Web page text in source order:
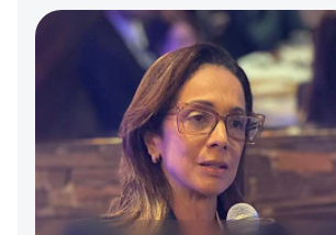
t
o
l
e
Cláudio josé
Masculino
100%
Enviado
por
07/05/2025
Produto excelente tomo sempre
da academia conforme
médico me sinto bem
Glebes